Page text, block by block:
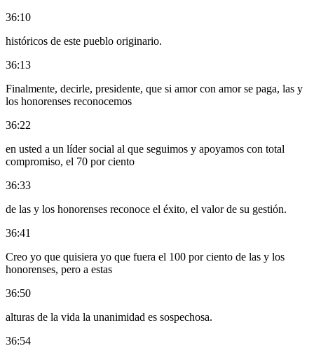
36:10
históricos de este pueblo originario.
36:13
Finalmente, decirle, presidente, que si amor con amor se paga, las y
los honorenses reconocemos
36:22
en usted a un líder social al que seguimos y apoyamos con total
compromiso, el 70 por ciento
36:33
de las y los honorenses reconoce el éxito, el valor de su gestión.
36:41
Creo yo que quisiera yo que fuera el 100 por ciento de las y los
honorenses, pero a estas
36:50
alturas de la vida la unanimidad es sospechosa.
36:54